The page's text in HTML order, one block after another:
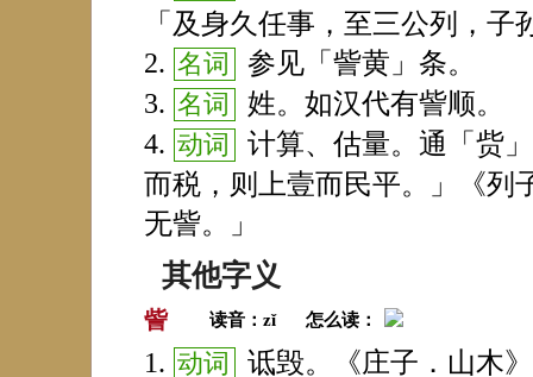
「及身久任事，至三公列，
名词 参见「訾黄」条。
名词 姓。如汉代有訾顺。
动词
计算、估量。通「赀
而税，则上壹而民平。」《列
无訾。」
其他字义
訾 读音：zǐ 怎么读：
动词
诋毁。《庄子．山木